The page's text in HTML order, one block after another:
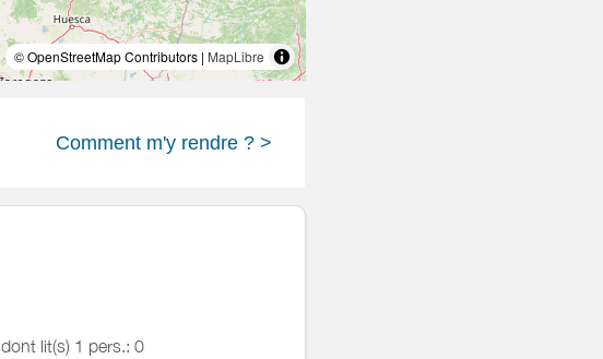
© OpenStreetMap Contributors | MapLibre
Comment m'y rendre ? >
dont lit(s) 1 pers.: 0